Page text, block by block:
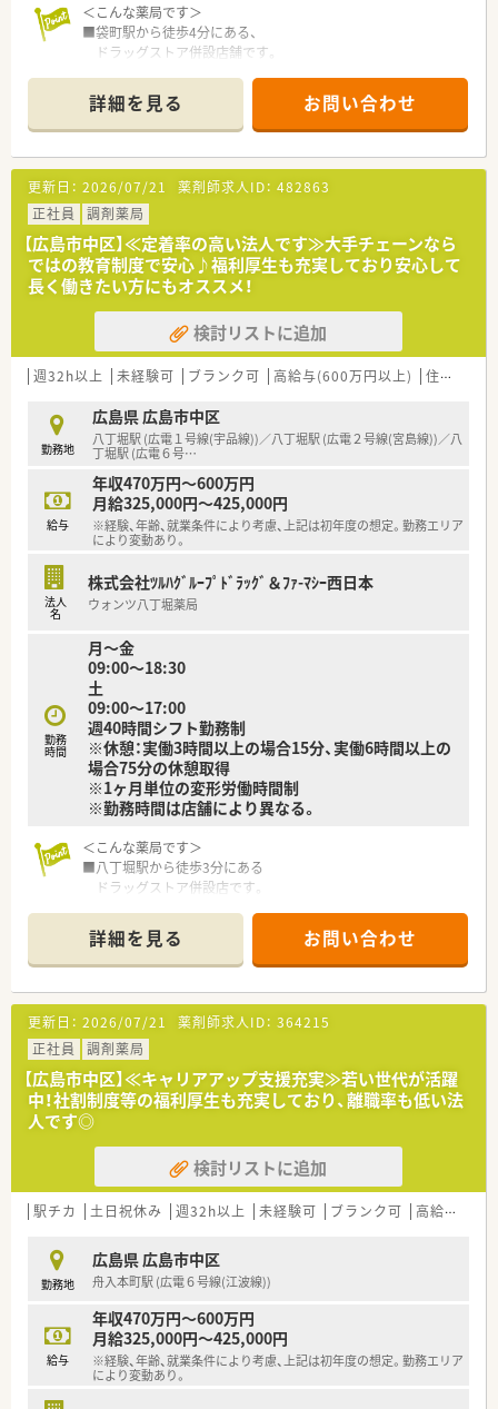
調剤業務（調剤・投薬・監査・在宅）がメインとなり、
レジ打ちなどはございません。
OTCについての知識も深まるためこれから必要な「マルチの
力」が身につきます。
■セルフメディケーションの支援として、医療・保険・福祉・マタ
ニティ等、
様々なテーマで健康セミナーを年間130回以上開催していま
す。
■医療事務との業務分担を行い、薬剤師の業務負担軽減を行って
います。
■近隣に店舗数が多く、フォロー体制も整っています。
■働き方改革に沿って、有給休暇消化が促進されています。
■残業については「サービス残業」はございません。
各店舗基本的に残業は少ないため、調剤併設店でも18時半～
19時までに
は帰宅できる店舗がほとんどです。
※繁忙期等は科目によって残業が発生してしまう可能性はご
ざいます。
■調剤の経験を積みつつ、OTCも学べる環境に身を置きたい方
■患者様に丁寧に投薬、服薬指導を行いたい方
■若い世代が毎年入る環境で、自身もスキルアップしたい方
等々…
少しでも気になった方はお問い合わせくださいませ
＜こんな薬局です＞
■袋町駅から徒歩4分にある、
ドラッグストア併設店舗です。
広域からの処方が多い店舗です。
■店内の一角に調剤薬局がございます。
調剤を待っている間に買い物を済まされる
患者様もいらっしゃいます。
※配属店舗は面接次第の決定となります。
＜設備も充実＞
■監査システムなどの調剤設備も導入しており、
リスクマネジメントも徹底しています。
機械化を進める事により、効率よいお仕事が可能となります。
分包機（円盤）もございます。
■広域からの処方箋が多い店舗です。
■薬剤師は常勤4名在籍しています。
＜研修制度＞
■充実した研修フォロー体制も好評です。
e-ラーニングの補助制度もあり資格取得に関しても
会社からのバックアップがございます。
＜法人特徴＞
■ツルハグループとして中国地方で業界最大規模の
ドラッグストア・調剤薬局を運営する企業です。
ドラッグストアとして売上・利益・店舗数共に業界トップクラ
スです。
■年間で10店舗以上の新規出店を継続しており、
す。
薬剤師の平均年齢は33歳です。
■調剤薬局部門で採用された薬剤師の業務は
調剤業務（調剤・投薬・監査・在宅）がメインとなり、
レジ打ちなどはございません。
OTCについての知識も深まるためこれから必要な「マルチの
力」が身につきます。
■セルフメディケーションの支援として、医療・保険・福祉・マタ
ニティ等、
す。
■医療事務との業務分担を行い、薬剤師の業務負担軽減を行って
います。
■近隣に店舗数が多く、フォロー体制も整っています。
■働き方改革に沿って、有給休暇消化が促進されています。
■残業については「サービス残業」はございません。
各店舗基本的に残業は少ないため、調剤併設店でも18時半～
19時までに
は帰宅できる店舗がほとんどです。
※繁忙期等は科目によって残業が発生してしまう可能性はご
ざいます。
＜こんな方にもオススメ＞
■広域からの処方箋に対応して、
幅広い知識を身に付けていきたい方
■キャリアアップが出来る環境に身を置きたい方
少しでも気になった方はお問い合わせくださいませ
詳細を見る お問い合わせ
更新日： 2026/07/21 薬剤師求人ID： 482863
正社員
調剤薬局
【広島市中区】≪定着率の高い法人です≫大手チェーンなら
ではの教育制度で安心♪福利厚生も充実しており安心して
長く働きたい方にもオススメ！
検討リストに追加
週32h以上 未経験可 ブランク可 高給与(600万円以上) 住宅補助(手当)あり
勤務地
広島県 広島市中区
八丁堀駅 (広電１号線(宇品線))／八丁堀駅 (広電２号線(宮島線))／八
丁堀駅 (広電６号…
給与
年収470万円～600万円
月給325,000円～425,000円
※経験、年齢、就業条件により考慮、上記は初年度の想定。勤務エリア
により変動あり。
法人
名
株式会社ﾂﾙﾊｸﾞﾙｰﾌﾟﾄﾞﾗｯｸﾞ＆ﾌｧ-ﾏｼｰ西日本
ウォンツ八丁堀薬局
勤務
時間
月～金
09:00～18:30
土
09:00～17:00
週40時間シフト勤務制
※休憩：実働3時間以上の場合15分、実働6時間以上の
場合75分の休憩取得
※1ヶ月単位の変形労働時間制
※勤務時間は店舗により異なる。
＜こんな薬局です＞
■八丁堀駅から徒歩3分にある
ドラッグストア併設店です。
1台のソファーがございます。
待ち時間の間にお買い物を済まされる
患者様も多くいらっしゃいます。
■万が一に備えて、AEDもございます。
■調剤室は整理整頓されており、
正確かつ迅速に調剤出来る様にしています。
■漢方製剤も取り揃えております。
※配属店舗は面接次第の決定となります。
県外への転勤の可能性もございます。
＜設備も充実＞
■監査システムなどの調剤設備も導入しており、
リスクマネジメントも徹底しています。
機械化を進める事により、効率よいお仕事が可能となります。
■電子薬歴はもちろんの事、Vマスもございます。
＜業務内容＞
■近隣にある皮膚科, 形成外科, 呼吸器科, 循環器科をはじめ、
市内中心部という事もあり広域の処方を対応しています。
■1日40枚程の処方箋がやってきます。
■薬剤師2名在籍しています。
＜研修制度＞
■充実した研修フォロー体制も好評です。
詳細を見る お問い合わせ
更新日： 2026/07/21 薬剤師求人ID： 364215
正社員
調剤薬局
【広島市中区】≪キャリアアップ支援充実≫若い世代が活躍
中！社割制度等の福利厚生も充実しており、離職率も低い法
人です◎
検討リストに追加
駅チカ 土日祝休み 週32h以上 未経験可 ブランク可 高給与(600万円以上)
勤務地
広島県 広島市中区
舟入本町駅 (広電６号線(江波線))
給与
年収470万円～600万円
月給325,000円～425,000円
※経験、年齢、就業条件により考慮、上記は初年度の想定。勤務エリア
により変動あり。